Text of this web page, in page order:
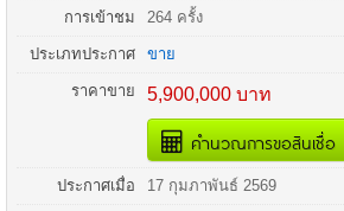
การเข้าชม 264 ครั้ง
ประเภทประกาศ ขาย
ราคาขาย 5,900,000 บาท
คำนวณการขอสินเชื่อ
ประกาศเมื่อ 17 กุมภาพันธ์ 2569